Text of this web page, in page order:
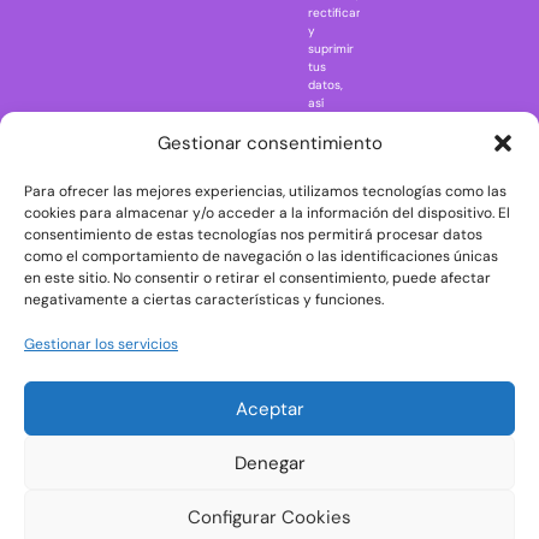
Gestionar consentimiento
Para ofrecer las mejores experiencias, utilizamos tecnologías como las
cookies para almacenar y/o acceder a la información del dispositivo. El
consentimiento de estas tecnologías nos permitirá procesar datos
como el comportamiento de navegación o las identificaciones únicas
en este sitio. No consentir o retirar el consentimiento, puede afectar
negativamente a ciertas características y funciones.
Gestionar los servicios
Aceptar
Denegar
Configurar Cookies
Rick and
The Big Bang
Theory
The Blues
Brothers
The
The Shining
rectificar
y
suprimir
tus
datos,
así
ejercer
consultando
la
información
adicional
y
detallada
sobre